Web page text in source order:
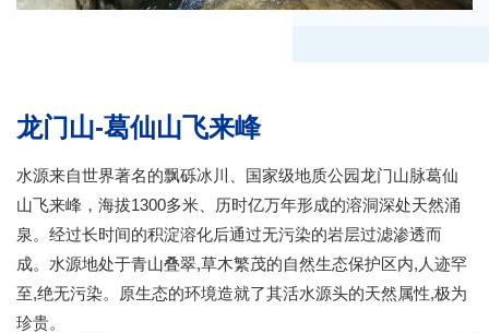
龙门山-葛仙山飞来峰
水源来自世界著名的飘砾冰川、国家级地质公园龙门山脉葛仙
山飞来峰，海拔1300多米、历时亿万年形成的溶洞深处天然涌
泉。经过长时间的积淀溶化后通过无污染的岩层过滤渗透而
成。水源地处于青山叠翠,草木繁茂的自然生态保护区内,人迹罕
至,绝无污染。原生态的环境造就了其活水源头的天然属性,极为
珍贵。